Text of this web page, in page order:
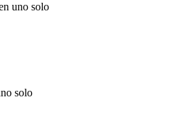
uno solo